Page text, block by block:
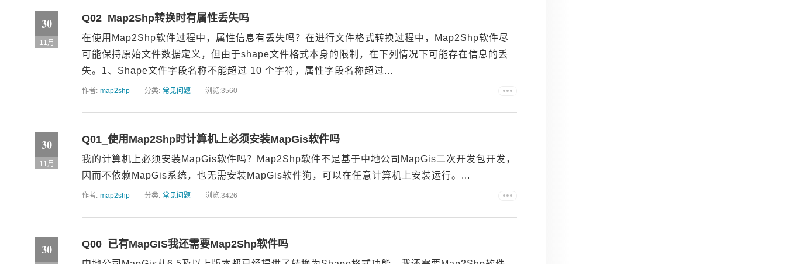
30
11月
Q02_Map2Shp转换时有属性丢失吗
在使用Map2Shp软件过程中，属性信息有丢失吗？在进行文件格式转换过程中，Map2Shp软件尽
可能保持原始文件数据定义，但由于shape文件格式本身的限制，在下列情况下可能存在信息的丢
失。1、Shape文件字段名称不能超过 10 个字符，属性字段名称超过...
作者: map2shp 分类: 常见问题 浏览:3560
30
11月
Q01_使用Map2Shp时计算机上必须安装MapGis软件吗
我的计算机上必须安装MapGis软件吗？Map2Shp软件不是基于中地公司MapGis二次开发包开发，
因而不依赖MapGis系统，也无需安装MapGis软件狗，可以在任意计算机上安装运行。...
作者: map2shp 分类: 常见问题 浏览:3426
30 Q00_已有MapGIS我还需要Map2Shp软件吗